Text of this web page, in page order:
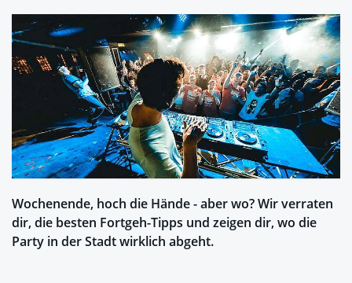
Wochenende, hoch die Hände - aber wo? Wir verraten
dir, die besten Fortgeh-Tipps und zeigen dir, wo die
Party in der Stadt wirklich abgeht.